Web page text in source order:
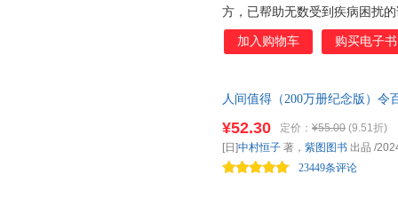
方，已帮助无数受到疾病困扰
版中，针对现代社会越来越多
新的章节对它进行分析讲解，
问题的作用，还能从根上控制
效。另外，本书方子均来自于
★本书还特别指出疾病的根源
这一点，不注
加入购物车 购买电子书
人间值得（200万册纪念版）令
的思考方式。十点读书、《读
荐2020新年书单、樊登读书年
¥52.30 定价： ¥55.00 (9.51折)
23449条评论
[日]中村恒子 著， 紫图图书 出品 /